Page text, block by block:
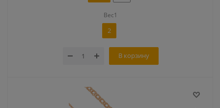
Вес1
2
В корзину